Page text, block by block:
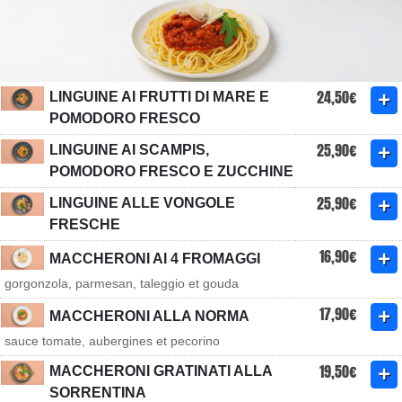
LINGUINE AI FRUTTI DI MARE E
POMODORO FRESCO
24,50€
LINGUINE AI SCAMPIS,
POMODORO FRESCO E ZUCCHINE
25,90€
LINGUINE ALLE VONGOLE
FRESCHE
25,90€
MACCHERONI AI 4 FROMAGGI 16,90€
gorgonzola, parmesan, taleggio et gouda
MACCHERONI ALLA NORMA 17,90€
sauce tomate, aubergines et pecorino
MACCHERONI GRATINATI ALLA
SORRENTINA
19,50€